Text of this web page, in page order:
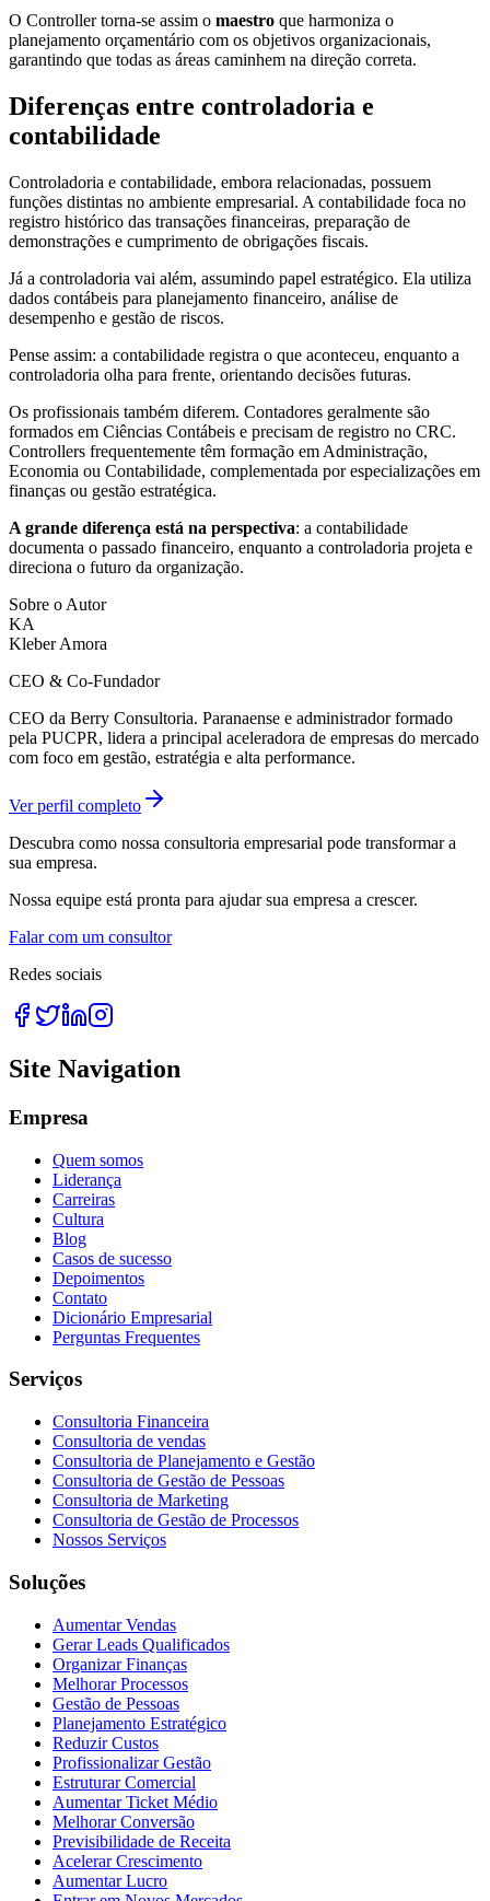
O Controller torna-se assim o maestro que harmoniza o
planejamento orçamentário com os objetivos organizacionais,
garantindo que todas as áreas caminhem na direção correta.
Diferenças entre controladoria e
contabilidade
Controladoria e contabilidade, embora relacionadas, possuem
funções distintas no ambiente empresarial. A contabilidade foca no
registro histórico das transações financeiras, preparação de
demonstrações e cumprimento de obrigações fiscais.
Já a controladoria vai além, assumindo papel estratégico. Ela utiliza
dados contábeis para planejamento financeiro, análise de
desempenho e gestão de riscos.
Pense assim: a contabilidade registra o que aconteceu, enquanto a
controladoria olha para frente, orientando decisões futuras.
Os profissionais também diferem. Contadores geralmente são
formados em Ciências Contábeis e precisam de registro no CRC.
Controllers frequentemente têm formação em Administração,
Economia ou Contabilidade, complementada por especializações em
finanças ou gestão estratégica.
A grande diferença está na perspectiva: a contabilidade
documenta o passado financeiro, enquanto a controladoria projeta e
direciona o futuro da organização.
Sobre o Autor
KA
Kleber Amora
CEO & Co-Fundador
CEO da Berry Consultoria. Paranaense e administrador formado
pela PUCPR, lidera a principal aceleradora de empresas do mercado
com foco em gestão, estratégia e alta performance.
Ver perfil completo
Descubra como nossa consultoria empresarial pode transformar a
sua empresa.
Nossa equipe está pronta para ajudar sua empresa a crescer.
Falar com um consultor
Redes sociais
Site Navigation
Empresa
Quem somos
Liderança
Carreiras
Cultura
Blog
Casos de sucesso
Depoimentos
Contato
Dicionário Empresarial
Perguntas Frequentes
Serviços
Consultoria Financeira
Consultoria de vendas
Consultoria de Planejamento e Gestão
Consultoria de Gestão de Pessoas
Consultoria de Marketing
Consultoria de Gestão de Processos
Nossos Serviços
Soluções
Aumentar Vendas
Gerar Leads Qualificados
Organizar Finanças
Melhorar Processos
Gestão de Pessoas
Planejamento Estratégico
Reduzir Custos
Profissionalizar Gestão
Estruturar Comercial
Aumentar Ticket Médio
Melhorar Conversão
Previsibilidade de Receita
Acelerar Crescimento
Aumentar Lucro